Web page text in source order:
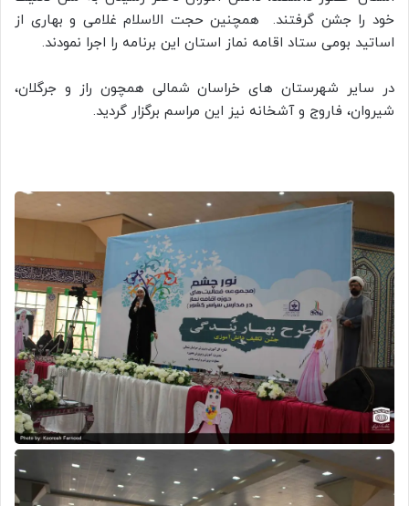
خود را جشن گرفتند. همچنین حجت الاسلام غلامی و بهاری از
اساتید بومی ستاد اقامه نماز استان این برنامه را اجرا نمودند.
در سایر شهرستان های خراسان شمالی همچون راز و جرگلان،
شیروان، فاروج و آشخانه نیز این مراسم برگزار گردید.